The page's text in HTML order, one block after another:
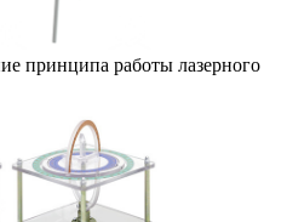
принципа работы лазерного